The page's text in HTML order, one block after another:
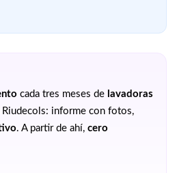
cada tres meses de lavadoras
Riudecols: informe con fotos,
. A partir de ahí, cero